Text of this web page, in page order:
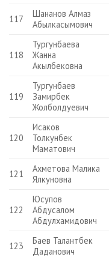
117
Шананов Алмаз
Абылкасымович
118
Тургунбаева
Жанна
Акылбековна
119
Тургунбаев
Замирбек
Жолболдуевич
120
Исаков
Толкунбек
Маматович
121
Ахметова Малика
Ялкуновна
122
Юсупов
Абдусалом
Абдулхамидович
123
Баев Талантбек
Даданович